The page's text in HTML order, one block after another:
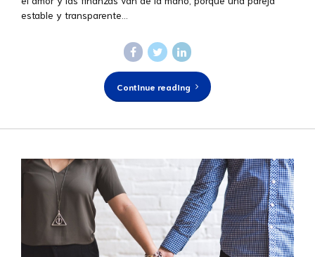
estable y transparente...
Continue reading